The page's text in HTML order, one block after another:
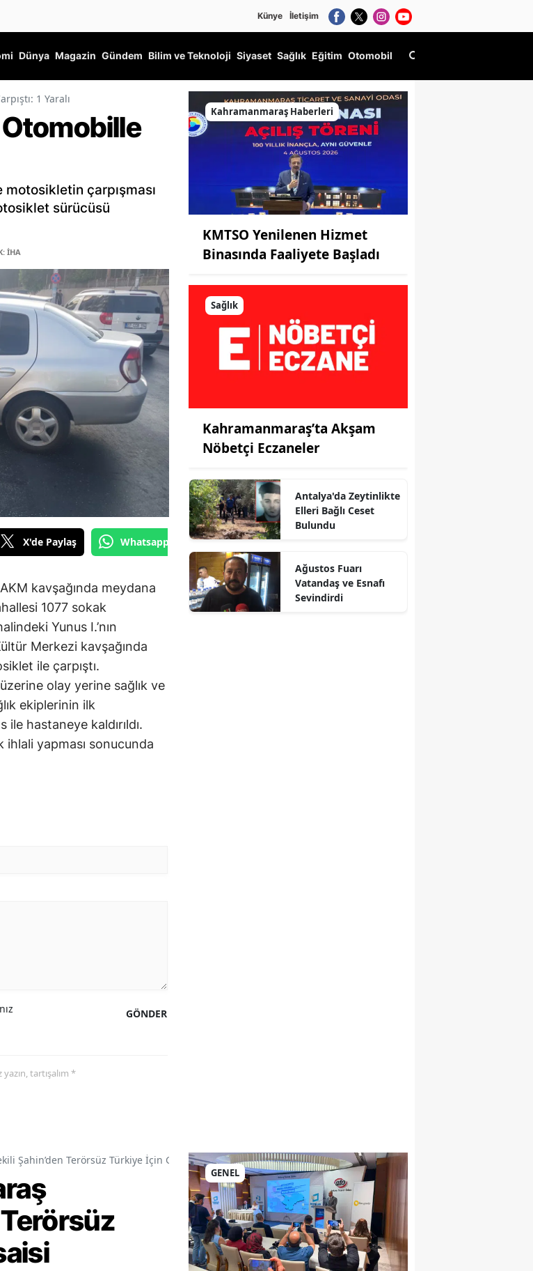
Künye İletişim
Dünya Magazin Gündem Bilim ve Teknoloji Siyaset Sağlık Eğitim Otomobil
1 Yaralı
Otomobille
çarpışması
sürücüsü
İHA
X'de Paylaş Whatsapp'tan Gönder
kavşağında meydana
1077 sokak
Yunus I.’nın
Merkezi kavşağında
ile çarpıştı.
olay yerine sağlık ve
ekiplerinin ilk
hastaneye kaldırıldı.
ihlali yapması sonucunda
GÖNDER
tartışalım *
Kahramanmaraş Haberleri
KMTSO Yenilenen Hizmet
Binasında Faaliyete Başladı
Sağlık
Kahramanmaraş’ta Akşam
Nöbetçi Eczaneler
Antalya'da Zeytinlikte
Elleri Bağlı Ceset
Bulundu
Ağustos Fuarı
Vatandaş ve Esnafı
Sevindirdi
Şahin’den Terörsüz Türkiye İçin Gece Mesaisi
GENEL